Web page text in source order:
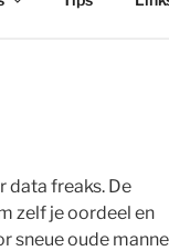
data freaks. De
zelf je oordeel en
sneue oude